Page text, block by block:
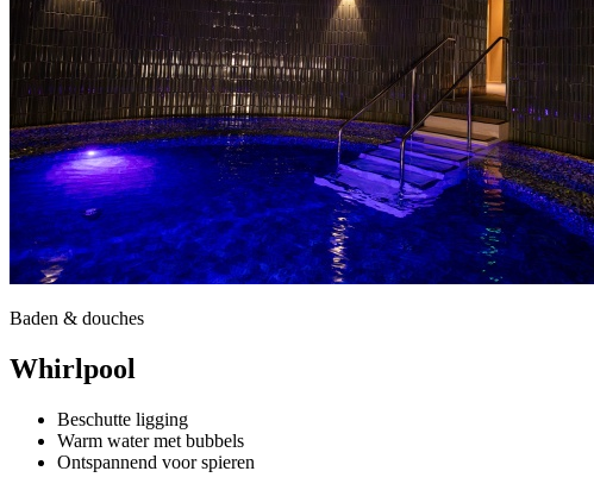
Baden & douches
Whirlpool
Beschutte ligging
Warm water met bubbels
Ontspannend voor spieren